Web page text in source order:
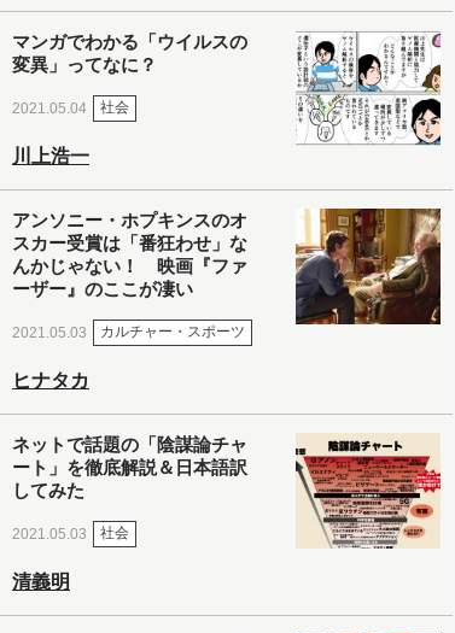
マンガでわかる「ウイルスの
変異」ってなに？
2021.05.04 社会
川上浩一
アンソニー・ホプキンスのオ
スカー受賞は「番狂わせ」な
んかじゃない！ 映画『ファ
ーザー』のここが凄い
2021.05.03 カルチャー・スポーツ
ヒナタカ
ネットで話題の「陰謀論チャ
ート」を徹底解説＆日本語訳
してみた
2021.05.03 社会
清義明